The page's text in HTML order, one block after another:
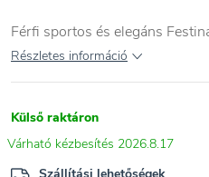
Férfi sportos és elegáns
Részletes információ
Külső raktáron
2026.8.17